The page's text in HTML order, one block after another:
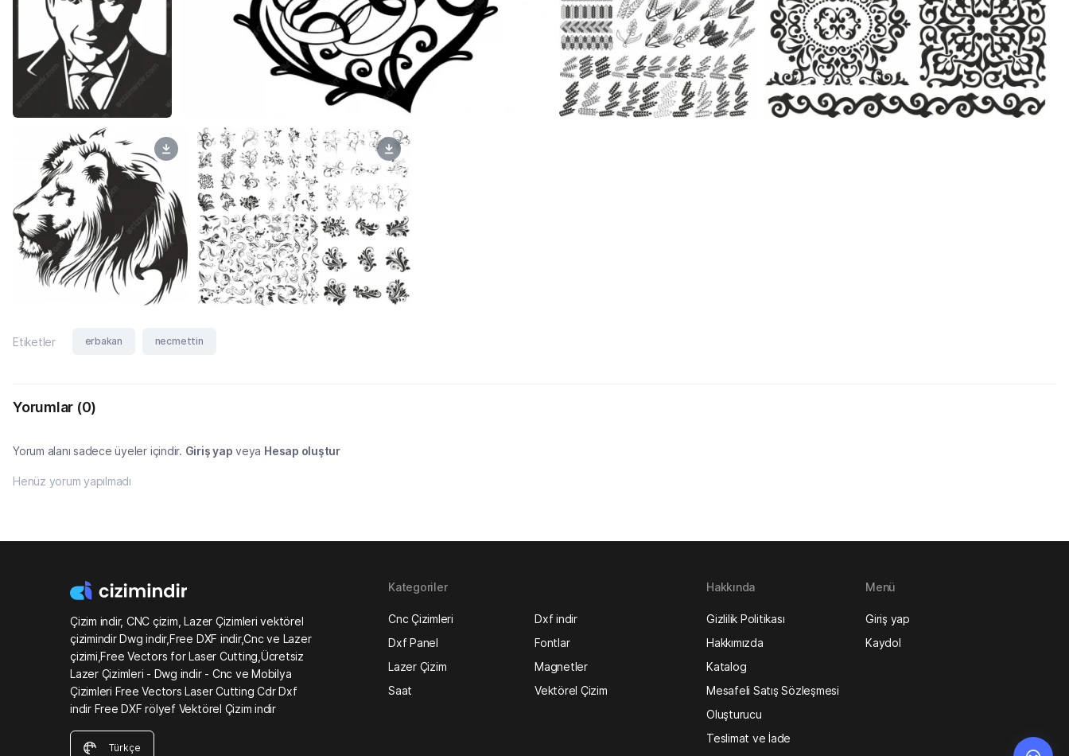
Etiketler erbakan necmettin
Yorumlar (0)
Yorum alanı sadece üyeler içindir. Giriş yap veya Hesap oluştur
Henüz yorum yapılmadı
Çizim indir, CNC çizim, Lazer Çizimleri vektörel
çizimindir Dwg indir,Free DXF indir,Cnc ve Lazer
çizimi,Free Vectors for Laser Cutting,Ücretsiz
Lazer Çizimleri - Dwg indir - Cnc ve Mobilya
Çizimleri Free Vectors Laser Cutting Cdr Dxf
indir Free DXF rölyef Vektörel Çizim indir
Türkçe
Kategoriler
Cnc Çizimleri
Dxf indir
Dxf Panel
Fontlar
Lazer Çizim
Magnetler
Saat
Vektörel Çizim
Hakkında
Gizlilik Politikası
Hakkımızda
Katalog
Mesafeli Satış Sözleşmesi
Oluşturucu
Teslimat ve İade
Menü
Giriş yap
Kaydol